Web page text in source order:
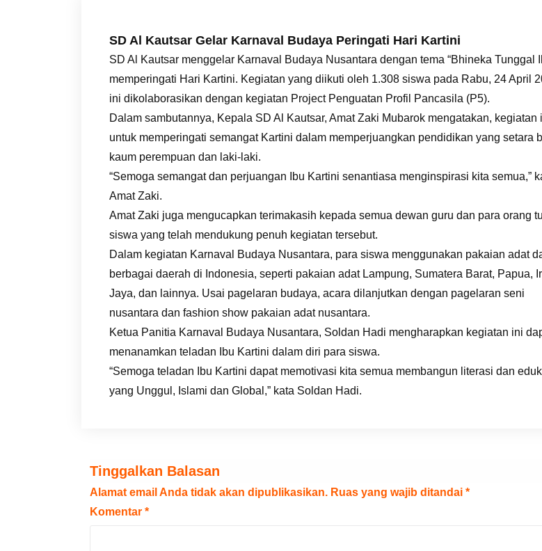
SD Al Kautsar Gelar Karnaval Budaya Peringati Hari Kartini
SD Al Kautsar menggelar Karnaval Budaya Nusantara dengan tema “Bhineka Tunggal
memperingati Hari Kartini. Kegiatan yang diikuti oleh 1.308 siswa pada Rabu, 24 April
ini dikolaborasikan dengan kegiatan Project Penguatan Profil Pancasila (P5).
Dalam sambutannya, Kepala SD Al Kautsar, Amat Zaki Mubarok mengatakan, kegiatan
untuk memperingati semangat Kartini dalam memperjuangkan pendidikan yang setara
kaum perempuan dan laki-laki.
“Semoga semangat dan perjuangan Ibu Kartini senantiasa menginspirasi kita semua,”
Amat Zaki.
Amat Zaki juga mengucapkan terimakasih kepada semua dewan guru dan para orang
siswa yang telah mendukung penuh kegiatan tersebut.
Dalam kegiatan Karnaval Budaya Nusantara, para siswa menggunakan pakaian adat
berbagai daerah di Indonesia, seperti pakaian adat Lampung, Sumatera Barat, Papua,
Jaya, dan lainnya. Usai pagelaran budaya, acara dilanjutkan dengan pagelaran seni
nusantara dan fashion show pakaian adat nusantara.
Ketua Panitia Karnaval Budaya Nusantara, Soldan Hadi mengharapkan kegiatan ini
menanamkan teladan Ibu Kartini dalam diri para siswa.
“Semoga teladan Ibu Kartini dapat memotivasi kita semua membangun literasi dan
yang Unggul, Islami dan Global,” kata Soldan Hadi.
Tinggalkan Balasan
Alamat email Anda tidak akan dipublikasikan. Ruas yang wajib ditandai *
Komentar *